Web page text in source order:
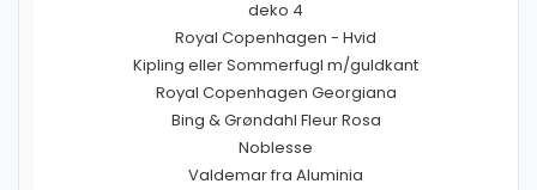
deko 4
Royal Copenhagen - Hvid
Kipling eller Sommerfugl m/guldkant
Royal Copenhagen Georgiana
Bing & Grøndahl Fleur Rosa
Noblesse
Valdemar fra Aluminia